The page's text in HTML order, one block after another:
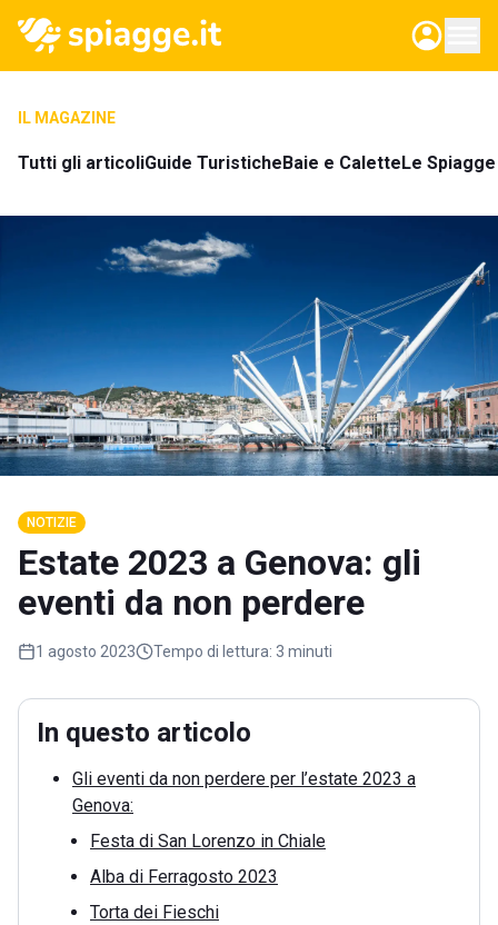
IL MAGAZINE
Tutti gli articoliGuide TuristicheBaie e CaletteLe
NOTIZIE
Estate 2023 a Genova: gli
eventi da non perdere
1 agosto 2023 Tempo di lettura: 3 minuti
In questo articolo
Gli eventi da non perdere per l’estate 2023 a
Genova:
Festa di San Lorenzo in Chiale
Alba di Ferragosto 2023
Torta dei Fieschi